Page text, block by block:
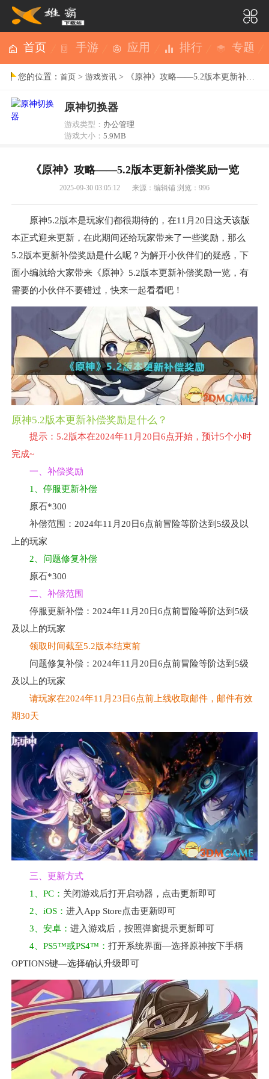
首页 手游 应用 排行 专题
您的位置：首页 >游戏资讯 > 《原神》攻略——5.2版本更新补偿奖励一览
原神切换器
游戏类型： 办公管理
游戏大小：5.9MB
《原神》攻略——5.2版本更新补偿奖励一览
2025-09-30 03:05:12 来源：编辑铺 浏览：996
原神5.2版本是玩家们都很期待的，在11月20日这天该版
本正式迎来更新，在此期间还给玩家带来了一些奖励，那么
5.2版本更新补偿奖励是什么呢？为解开小伙伴们的疑惑，下
面小编就给大家带来《原神》5.2版本更新补偿奖励一览，有
需要的小伙伴不要错过，快来一起看看吧！
原神5.2版本更新补偿奖励是什么？
提示：5.2版本在2024年11月20日6点开始，预计5个小时
完成~
一、补偿奖励
1、停服更新补偿
原石*300
补偿范围：2024年11月20日6点前冒险等阶达到5级及以
上的玩家
2、问题修复补偿
原石*300
二、补偿范围
停服更新补偿：2024年11月20日6点前冒险等阶达到5级
及以上的玩家
领取时间截至5.2版本结束前
问题修复补偿：2024年11月20日6点前冒险等阶达到5级
及以上的玩家
请玩家在2024年11月23日6点前上线收取邮件，邮件有效
期30天
三、更新方式
1、PC： 关闭游戏后打开启动器，点击更新即可
2、iOS： 进入App Store点击更新即可
3、安卓： 进入游戏后，按照弹窗提示更新即可
4、PS5™或PS4™： 打开系统界面—选择原神按下手柄
OPTIONS键—选择确认升级即可